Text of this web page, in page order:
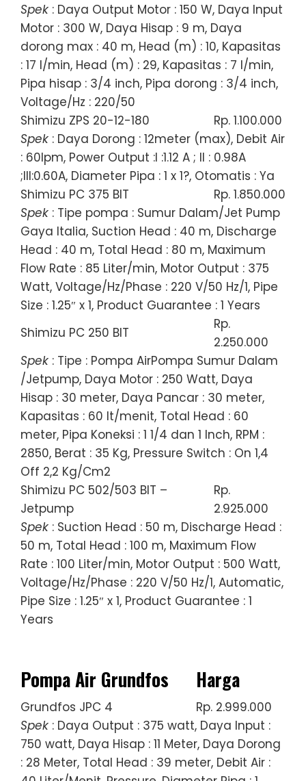
Spek : Daya Output Motor : 150 W, Daya Input
Motor : 300 W, Daya Hisap : 9 m, Daya
dorong max : 40 m, Head (m) : 10, Kapasitas
: 17 l/min, Head (m) : 29, Kapasitas : 7 l/min,
Pipa hisap : 3/4 inch, Pipa dorong : 3/4 inch,
Voltage/Hz : 220/50
Shimizu ZPS 20-12-180
Rp. 1.100.000
Spek : Daya Dorong : 12meter (max), Debit Air
: 60lpm, Power Output :I :1.12 A ; II : 0.98A
;III:0.60A, Diameter Pipa : 1 x 1?, Otomatis : Ya
Shimizu PC 375 BIT
Rp. 1.850.000
Spek : Tipe pompa : Sumur Dalam/Jet Pump
Gaya Italia, Suction Head : 40 m, Discharge
Head : 40 m, Total Head : 80 m, Maximum
Flow Rate : 85 Liter/min, Motor Output : 375
Watt, Voltage/Hz/Phase : 220 V/50 Hz/1, Pipe
Size : 1.25″ x 1, Product Guarantee : 1 Years
Shimizu PC 250 BIT
Rp.
2.250.000
Spek : Tipe : Pompa AirPompa Sumur Dalam
/Jetpump, Daya Motor : 250 Watt, Daya
Hisap : 30 meter, Daya Pancar : 30 meter,
Kapasitas : 60 lt/menit, Total Head : 60
meter, Pipa Koneksi : 1 1/4 dan 1 Inch, RPM :
2850, Berat : 35 Kg, Pressure Switch : On 1,4
Off 2,2 Kg/Cm2
Shimizu PC 502/503 BIT –
Jetpump
Rp.
2.925.000
Spek : Suction Head : 50 m, Discharge Head :
50 m, Total Head : 100 m, Maximum Flow
Rate : 100 Liter/min, Motor Output : 500 Watt,
Voltage/Hz/Phase : 220 V/50 Hz/1, Automatic,
Pipe Size : 1.25″ x 1, Product Guarantee : 1
Years
Pompa Air Grundfos Harga
Grundfos JPC 4
Rp. 2.999.000
Spek : Daya Output : 375 watt, Daya Input :
750 watt, Daya Hisap : 11 Meter, Daya Dorong
: 28 Meter, Total Head : 39 meter, Debit Air :